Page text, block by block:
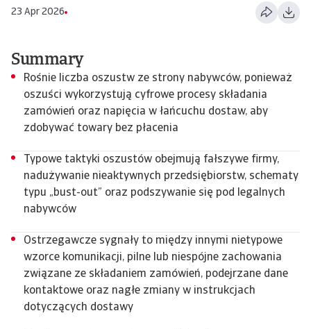
23 Apr 2026
Summary
Rośnie liczba oszustw ze strony nabywców, ponieważ
oszuści wykorzystują cyfrowe procesy składania
zamówień oraz napięcia w łańcuchu dostaw, aby
zdobywać towary bez płacenia
Typowe taktyki oszustów obejmują fałszywe firmy,
nadużywanie nieaktywnych przedsiębiorstw, schematy
typu „bust-out” oraz podszywanie się pod legalnych
nabywców
Ostrzegawcze sygnały to między innymi nietypowe
wzorce komunikacji, pilne lub niespójne zachowania
związane ze składaniem zamówień, podejrzane dane
kontaktowe oraz nagłe zmiany w instrukcjach
dotyczących dostawy